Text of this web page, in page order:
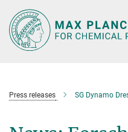
Main-
Content
Press releases SG Dynamo